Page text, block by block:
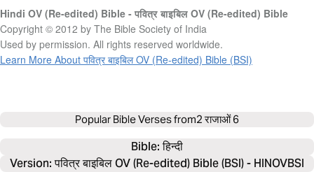
Hindi OV (Re-edited) Bible - पवित्र बाइबिल OV (Re-edited) Bible
Copyright © 2012 by The Bible Society of India
Used by permission. All rights reserved worldwide.
Learn More About पवित्र बाइबिल OV (Re-edited) Bible (BSI)
Popular Bible Verses from2 राजाओं 6
Bible: हिन्दी
Version: पवित्र बाइबिल OV (Re-edited) Bible (BSI) - HINOVBSI